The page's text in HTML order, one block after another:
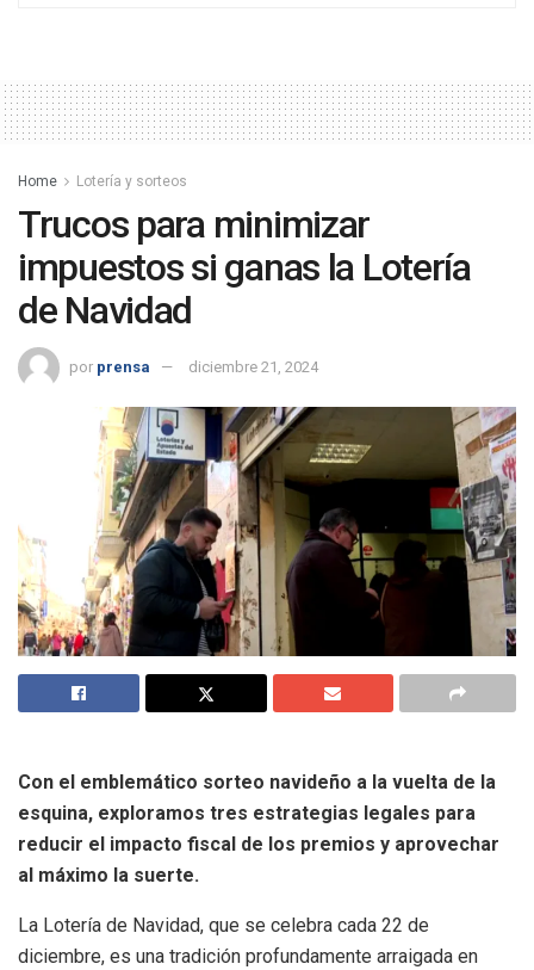
Home Lotería y sorteos
Trucos para minimizar
impuestos si ganas la Lotería
de Navidad
por prensa diciembre 21, 2024
Con el emblemático sorteo navideño a la vuelta de la
esquina, exploramos tres estrategias legales para
reducir el impacto fiscal de los premios y aprovechar
al máximo la suerte.
La Lotería de Navidad, que se celebra cada 22 de
diciembre, es una tradición profundamente arraigada en